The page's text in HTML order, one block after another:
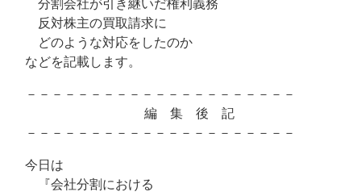
分割会社が引き継いだ権利義務
反対株主の買取請求に
どのような対応をしたのか
などを記載します。
－－－－－－－－－－－－－－－－－－－－－
編 集 後 記
－－－－－－－－－－－－－－－－－－－－－
今日は
『会社分割における